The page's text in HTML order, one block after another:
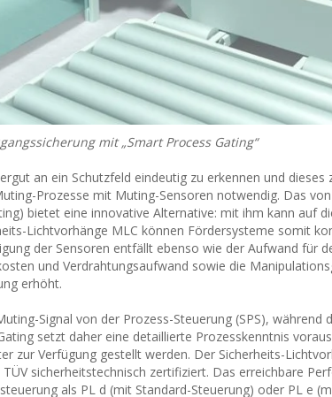
mit „Smart Process Gating“
an ein Schutzfeld eindeutig zu erkennen und
Prozesse mit Muting-Sensoren notwendig. Das
bietet eine innovative Alternative: mit ihm kann auf
Lichtvorhänge MLC können Fördersysteme somit
der Sensoren entfällt ebenso wie der Aufwand für
und Verdrahtungsaufwand sowie die
erhöht.
Signal von der Prozess-Steuerung (SPS), während
setzt daher eine detaillierte Prozesskenntnis
zur Verfügung gestellt werden. Der Sicherheits-
sicherheitstechnisch zertifiziert. Das erreichbare
als PL d (mit Standard-Steuerung) oder PL e